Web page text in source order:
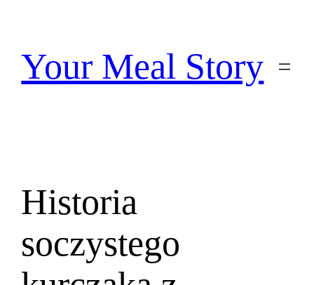
treściYour Meal Story
Historia
soczystego